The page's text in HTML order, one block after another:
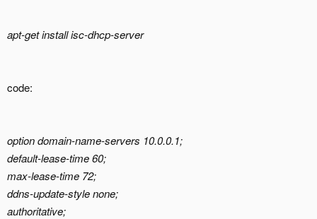
apt-get install isc-dhcp-server
code:
option domain-name-servers 10.0.0.1;
default-lease-time 60;
max-lease-time 72;
ddns-update-style none;
authoritative;